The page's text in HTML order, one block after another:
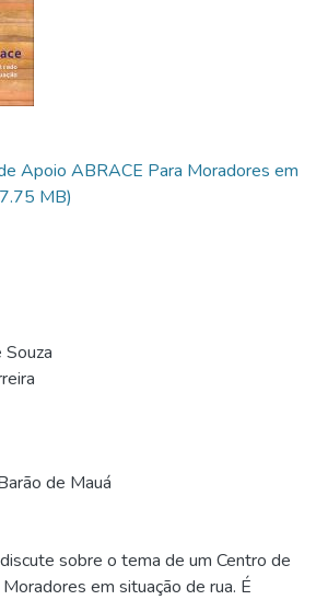
Apoio ABRACE Para Moradores em
MB)
de Mauá
sobre o tema de um Centro de
em situação de rua. É